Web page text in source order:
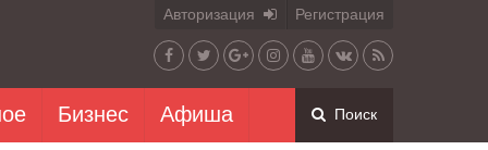
Авторизация Регистрация
Бизнес Афиша Поиск